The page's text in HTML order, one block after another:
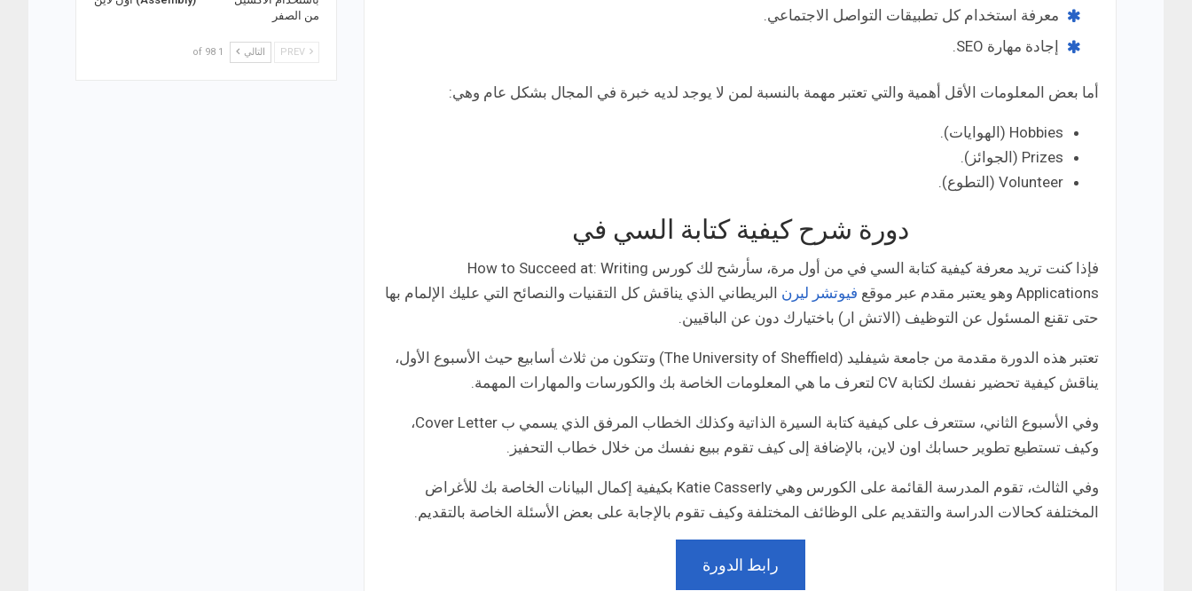
معرفة استخدام كل تطبيقات التواصل الاجتماعي.
إجادة مهارة SEO.
أما بعض المعلومات الأقل أهمية والتي تعتبر مهمة بالنسبة لمن لا يوجد لديه خبرة في المجال بشكل عام وهي:
Hobbies (الهوايات).
Prizes (الجوائز).
Volunteer (التطوع).
دورة شرح كيفية كتابة السي في
فإذا كنت تريد معرفة كيفية كتابة السي في من أول مرة، سأرشح لك كورس How to Succeed at: Writing
Applications وهو يعتبر مقدم عبر موقع
فيوتشر ليرن البريطاني الذي يناقش كل التقنيات والنصائح التي عليك الإلمام بها
حتى تقنع المسئول عن التوظيف (الاتش ار) باختيارك دون عن الباقيين.
تعتبر هذه الدورة مقدمة من جامعة شيفليد (The University of Sheffield) وتتكون من ثلاث أسابيع حيث الأسبوع الأول،
يناقش كيفية تحضير نفسك لكتابة CV لتعرف ما هي المعلومات الخاصة بك والكورسات والمهارات المهمة.
وفي الأسبوع الثاني، ستتعرف على كيفية كتابة السيرة الذاتية وكذلك الخطاب المرفق الذي يسمي ب Cover Letter،
وكيف تستطيع تطوير حسابك اون لاين، بالإضافة إلى كيف تقوم ببيع نفسك من خلال خطاب التحفيز.
وفي الثالث، تقوم المدرسة القائمة على الكورس وهي Katie Casserly بكيفية إكمال البيانات الخاصة بك للأغراض
المختلفة كحالات الدراسة والتقديم على الوظائف المختلفة وكيف تقوم بالإجابة على بعض الأسئلة الخاصة بالتقديم.
رابط الدورة
من الصفر
التالي 1 of 98